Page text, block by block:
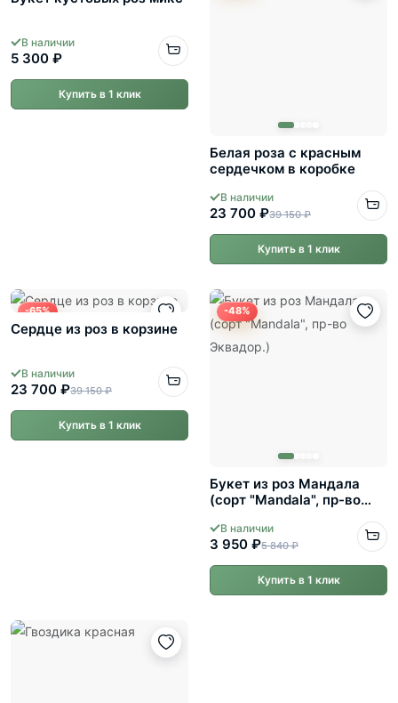
В наличии
5 300 ₽
Купить в 1 клик
Белая роза с красным
сердечком в коробке
В наличии
23 700 ₽39 150 ₽
Купить в 1 клик
-65%
Сердце из роз в корзине
В наличии
23 700 ₽39 150 ₽
Купить в 1 клик
-48%
Букет из роз Мандала
(сорт "Mandala", пр-во
В наличии
3 950 ₽5 840 ₽
Купить в 1 клик